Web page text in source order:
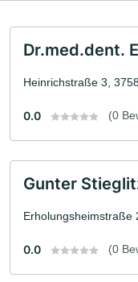
Dr.med.dent.
Heinrichstraße 3,
0.0 (0
Gunter
Erholungsheimstraße
0.0 (0